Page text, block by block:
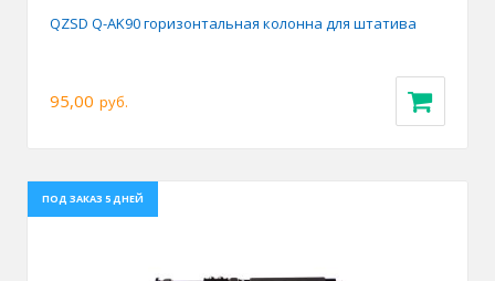
QZSD Q-AK90 горизонтальная колонна для штатива
95,00 руб.
ПОД ЗАКАЗ 5 ДНЕЙ